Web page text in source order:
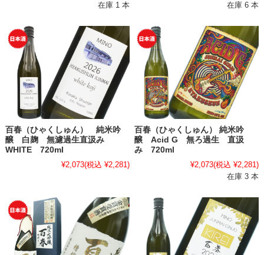
在庫 1 本
在庫 6 本
百春（ひゃくしゅん） 純米吟
醸 白麹 無濾過生直汲み
WHITE 720ml
¥2,073(税込 ¥2,281)
百春（ひゃくしゅん） 純米吟
醸 Acid G 無ろ過生 直汲
み 720ml
¥2,073(税込 ¥2,281)
在庫 3 本